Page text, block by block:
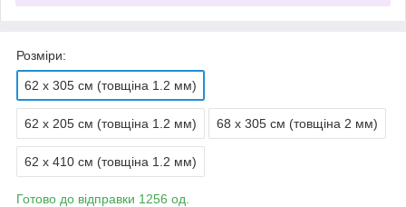
Розміри:
62 х 305 см (товщіна 1.2 мм)
62 х 205 см (товщіна 1.2 мм) 68 х 305 см (товщіна 2 мм)
62 х 410 см (товщіна 1.2 мм)
Готово до відправки 1256 од.